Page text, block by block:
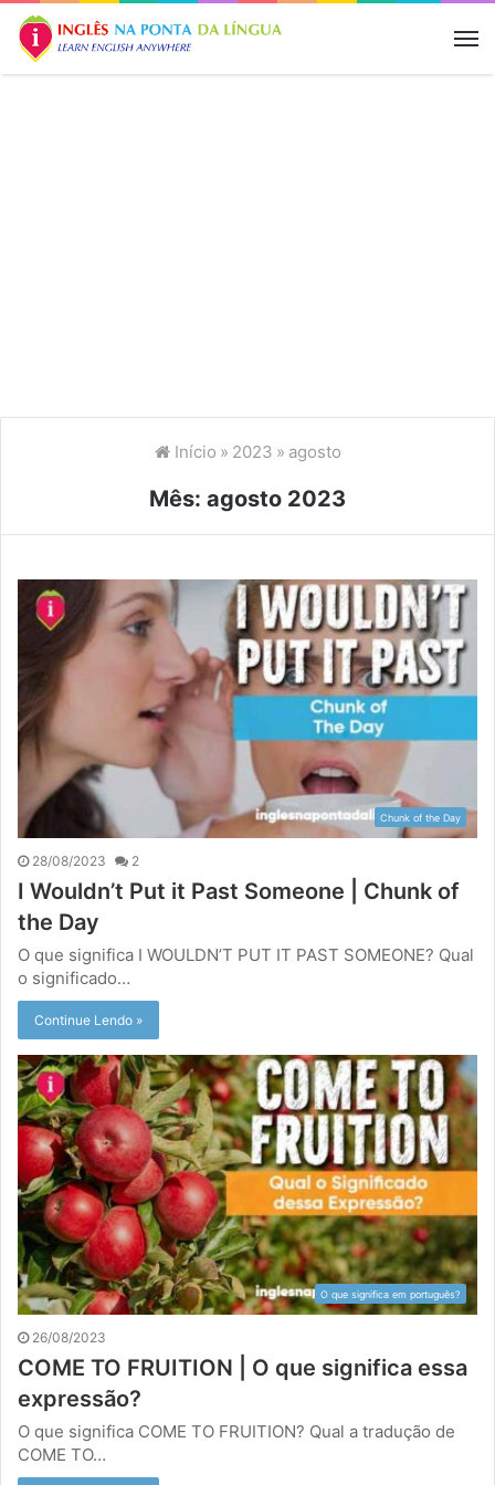
Início » 2023 » agosto
Mês: agosto 2023
Chunk of the Day
28/08/2023 2
I Wouldn’t Put it Past Someone | Chunk of
the Day
O que significa I WOULDN’T PUT IT PAST SOMEONE? Qual
o significado…
Continue Lendo »
O que significa em português?
26/08/2023
COME TO FRUITION | O que significa essa
expressão?
O que significa COME TO FRUITION? Qual a tradução de
COME TO…